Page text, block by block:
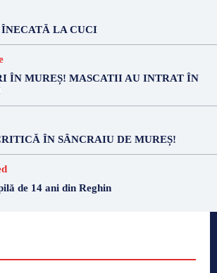
ÎNECATĂ LA CUCI
ÎN MUREȘ! MASCATII AU INTRAT ÎN
ÎN SÂNCRAIU DE MUREȘ!
de 14 ani din Reghin